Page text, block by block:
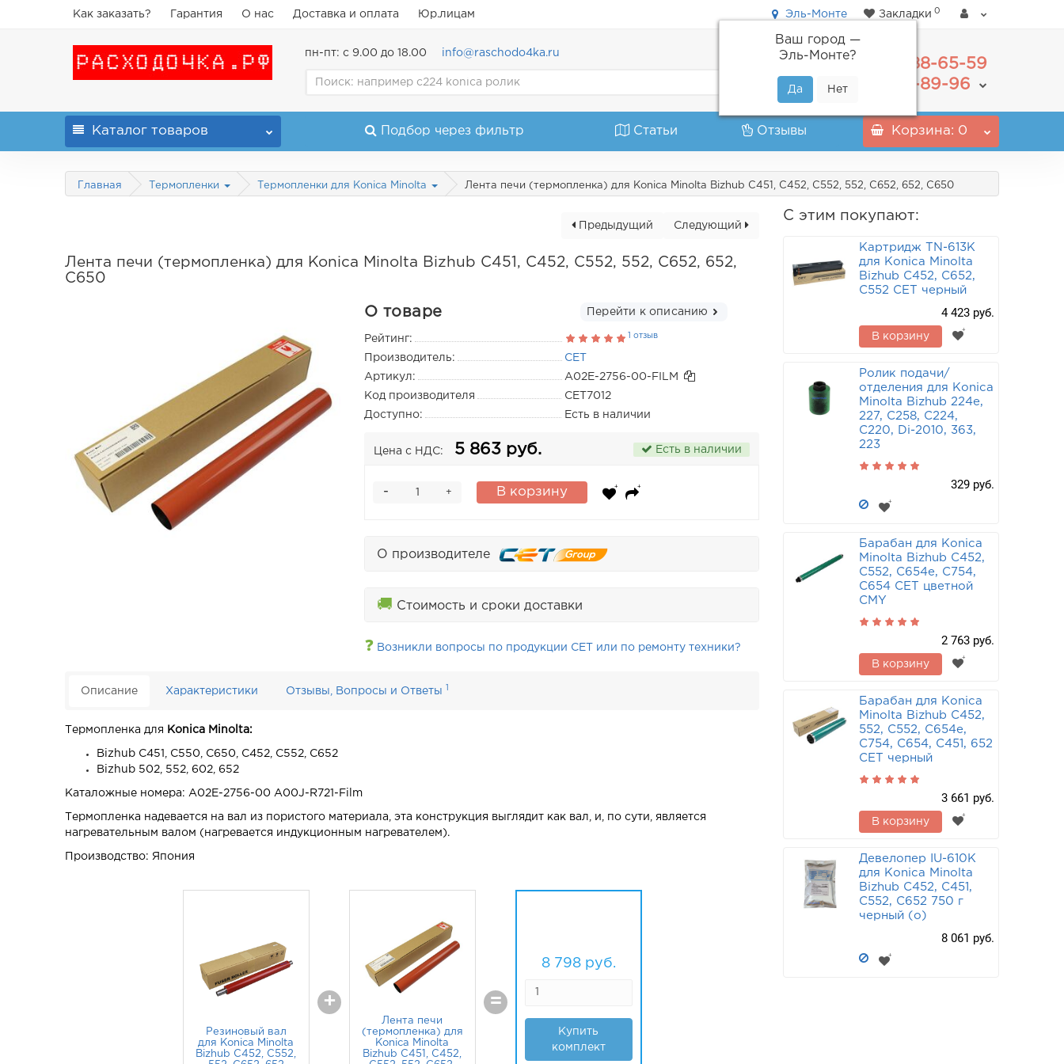
Как заказать? Гарантия О нас Доставка и оплата Юр.лицам Эль-Монте
Ваш город —
Эль-Монте?
Закладки 0
пн-пт: с 9.00 до 18.00 info@raschodo4ka.ru
488-65-59
+7(800) 555-89-96
Каталог товаров Подбор через фильтр Статьи Отзывы Корзина: 0
Главная Термопленки Термопленки для Konica Minolta Лента печи (термопленка) для Konica Minolta Bizhub C451, C452, C552, 552, C652, 652, C650
Следующий
Предыдущий
Лента печи (термопленка) для Konica Minolta Bizhub C451, C452, C552, 552, C652, 652,
C650
О товаре Перейти к описанию
Рейтинг: 1 отзыв
Производитель:
CET
Артикул:
A02E-2756-00-FILM
Код производителя
CET7012
Доступно:
Есть в наличии
Цена с НДС: 5 863 руб. Есть в наличии
+
- В корзину
О производителе
🚚 Стоимость и сроки доставки
❓ Возникли вопросы по продукции CET или по ремонту техники?
Описание Характеристики Отзывы, Вопросы и Ответы 1
Термопленка для Konica Minolta:
Bizhub C451, C550, C650, C452, C552, C652
Bizhub 502, 552, 602, 652
Каталожные номера: A02E-2756-00 A00J-R721-Film
Термопленка надевается на вал из пористого материала, эта конструкция выглядит как вал, и, по сути, является
нагревательным валом (нагревается индукционным нагревателем).
Производство: Япония
Резиновый вал
для Konica Minolta
Bizhub C452, C552,
+
Лента печи
(термопленка) для
Konica Minolta
Bizhub C451, C452,
=
8 798руб.
Купить
комплект
С этим покупают:
Картридж TN-613K
для Konica Minolta
Bizhub C452, C652,
C552 CET черный
4 423 руб.
В корзину
Ролик подачи/
отделения для Konica
Minolta Bizhub 224e,
227, C258, C224,
C220, Di-2010, 363,
223
329 руб.
Барабан для Konica
Minolta Bizhub C452,
C552, C654e, C754,
C654 CET цветной
CMY
2 763 руб.
В корзину
Барабан для Konica
Minolta Bizhub C452,
552, C552, C654e,
C754, C654, C451, 652
CET черный
3 661 руб.
В корзину
Девелопер IU-610K
для Konica Minolta
Bizhub C452, C451,
C552, C652 750 г
черный (o)
8 061 руб.